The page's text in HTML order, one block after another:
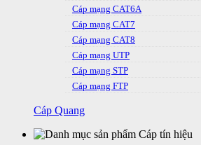
Cáp mạng CAT6A
Cáp mạng CAT7
Cáp mạng CAT8
Cáp mạng UTP
Cáp mạng STP
Cáp mạng FTP
Cáp Quang